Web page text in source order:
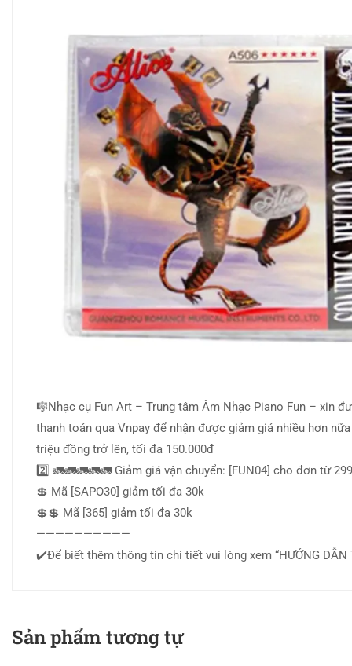
🎼Nhạc cụ Fun Art – Trung tâm Âm Nhạc Piano Fun – xin
thanh toán qua Vnpay để nhận được giảm giá nhiều hơn
triệu đồng trở lên, tối đa 150.000đ
2️⃣ 🚛🚛🚛🚛🚛 Giảm giá vận chuyển: [FUN04] cho đơn từ
💲 Mã [SAPO30] giảm tối đa 30k
💲💲 Mã [365] giảm tối đa 30k
——————————
✔️Để biết thêm thông tin chi tiết vui lòng xem “HƯỚNG DẪN
Sản phẩm tương tự